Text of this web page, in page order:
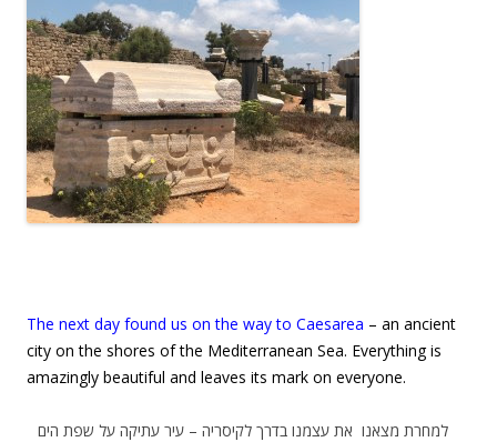
The next day found us on the way to Caesarea – an ancient
city on the shores of the Mediterranean Sea. Everything is
amazingly beautiful and leaves its mark on everyone.
למחרת מצאנו את עצמנו בדרך לקיסריה – עיר עתיקה על שפת הים